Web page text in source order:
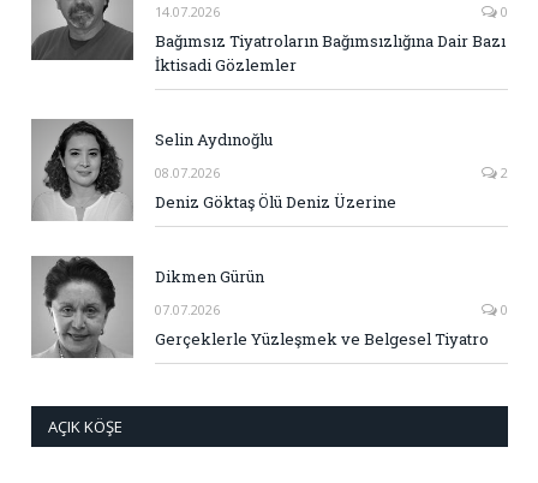
14.07.2026 0
Bağımsız Tiyatroların Bağımsızlığına Dair Bazı
İktisadi Gözlemler
Selin Aydınoğlu
08.07.2026 2
Deniz Göktaş Ölü Deniz Üzerine
Dikmen Gürün
07.07.2026 0
Gerçeklerle Yüzleşmek ve Belgesel Tiyatro
AÇIK KÖŞE